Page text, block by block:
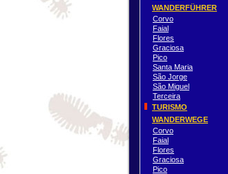
WANDERFÜHRER
Corvo
Faial
Flores
Graciosa
Pico
Santa Maria
São Jorge
São Miguel
Terceira
TURISMO
WANDERWEGE
Corvo
Faial
Flores
Graciosa
Pico